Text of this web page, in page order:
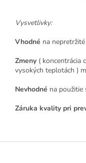
Vysvetlivky:
Vhodné na
Zmeny ( koncentrácia
vysokých teplotách )
Nevhodné na
Záruka kvality pri
Z